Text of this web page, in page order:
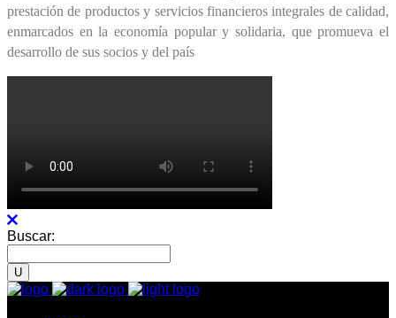
prestación de productos y servicios financieros integrales de calidad,
enmarcados en la economía popular y solidaria, que promueva el
desarrollo de sus socios y del país
Buscar: